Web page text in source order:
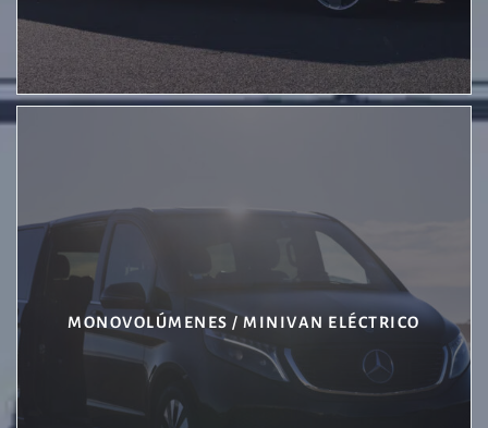
MONOVOLÚMENES / MINIVAN ELÉCTRICO